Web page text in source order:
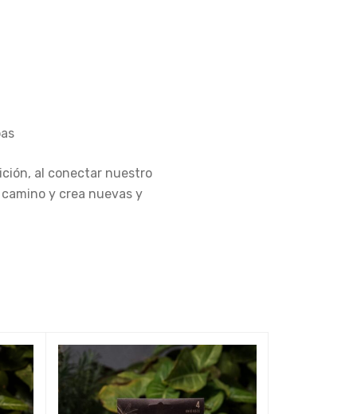
al conectar nuestro
y crea nuevas y